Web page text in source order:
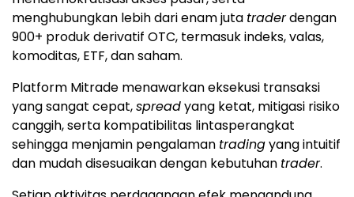
menghubungkan lebih dari enam juta traderdengan
900+ produk derivatif OTC, termasuk indeks, valas,
komoditas, ETF, dan saham.
Platform Mitrade menawarkan eksekusi transaksi
yang sangat cepat,spreadyang ketat, mitigasi risiko
canggih, serta kompatibilitas lintasperangkat
sehingga menjamin pengalaman tradingyang intuitif
dan mudah disesuaikan dengan kebutuhan trader.